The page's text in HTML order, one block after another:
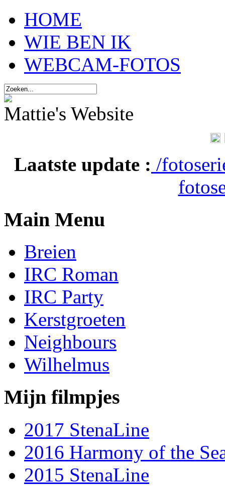
HOME
WIE BEN IK
WEBCAM-FOTOS
Mattie's Website
Laatste update : /
Main Menu
Breien
IRC Roman
IRC Party
Kerstgroeten
Neighbours
Wilhelmus
Mijn filmpjes
2017 StenaLine
2016 Harmony of the
2015 StenaLine